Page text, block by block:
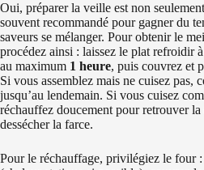
Oui, préparer la veille est non
souvent recommandé pour gagner du
saveurs se mélanger. Pour obtenir le
procédez ainsi : laissez le plat refroidir
au maximum 1 heure, puis couvrez et
Si vous assemblez mais ne cuisez pas,
jusqu’au lendemain. Si vous cuisez
réchauffez doucement pour retrouver la
dessécher la farce.
Pour le réchauffage, privilégiez le four